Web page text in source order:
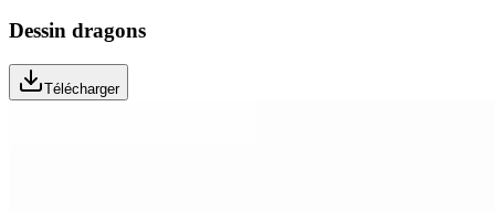
Dessin dragons
Télécharger